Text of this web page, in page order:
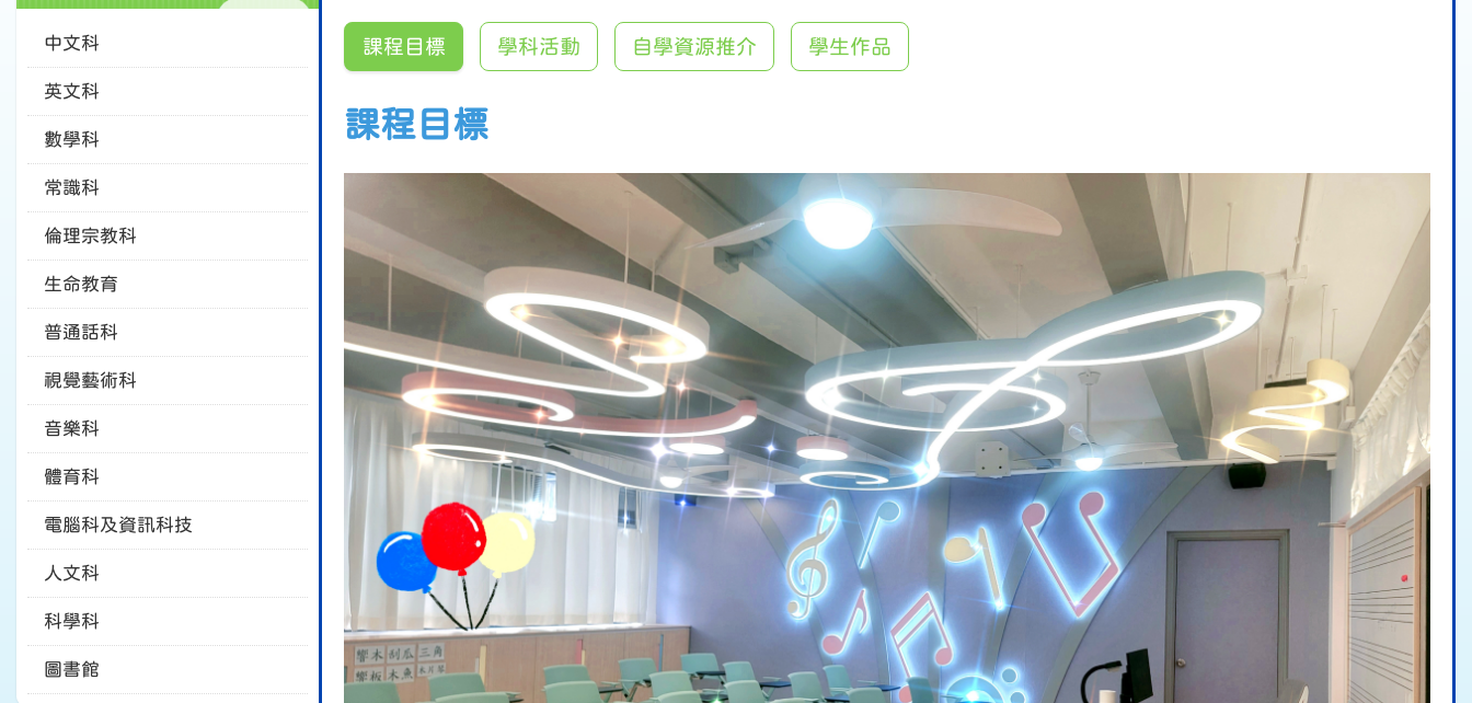
課程目標 學科活動 自學資源推介 學生作品
課程目標
中文科
英文科
數學科
常識科
倫理宗教科
生命教育
普通話科
視覺藝術科
音樂科
體育科
電腦科及資訊科技
人文科
科學科
圖書館